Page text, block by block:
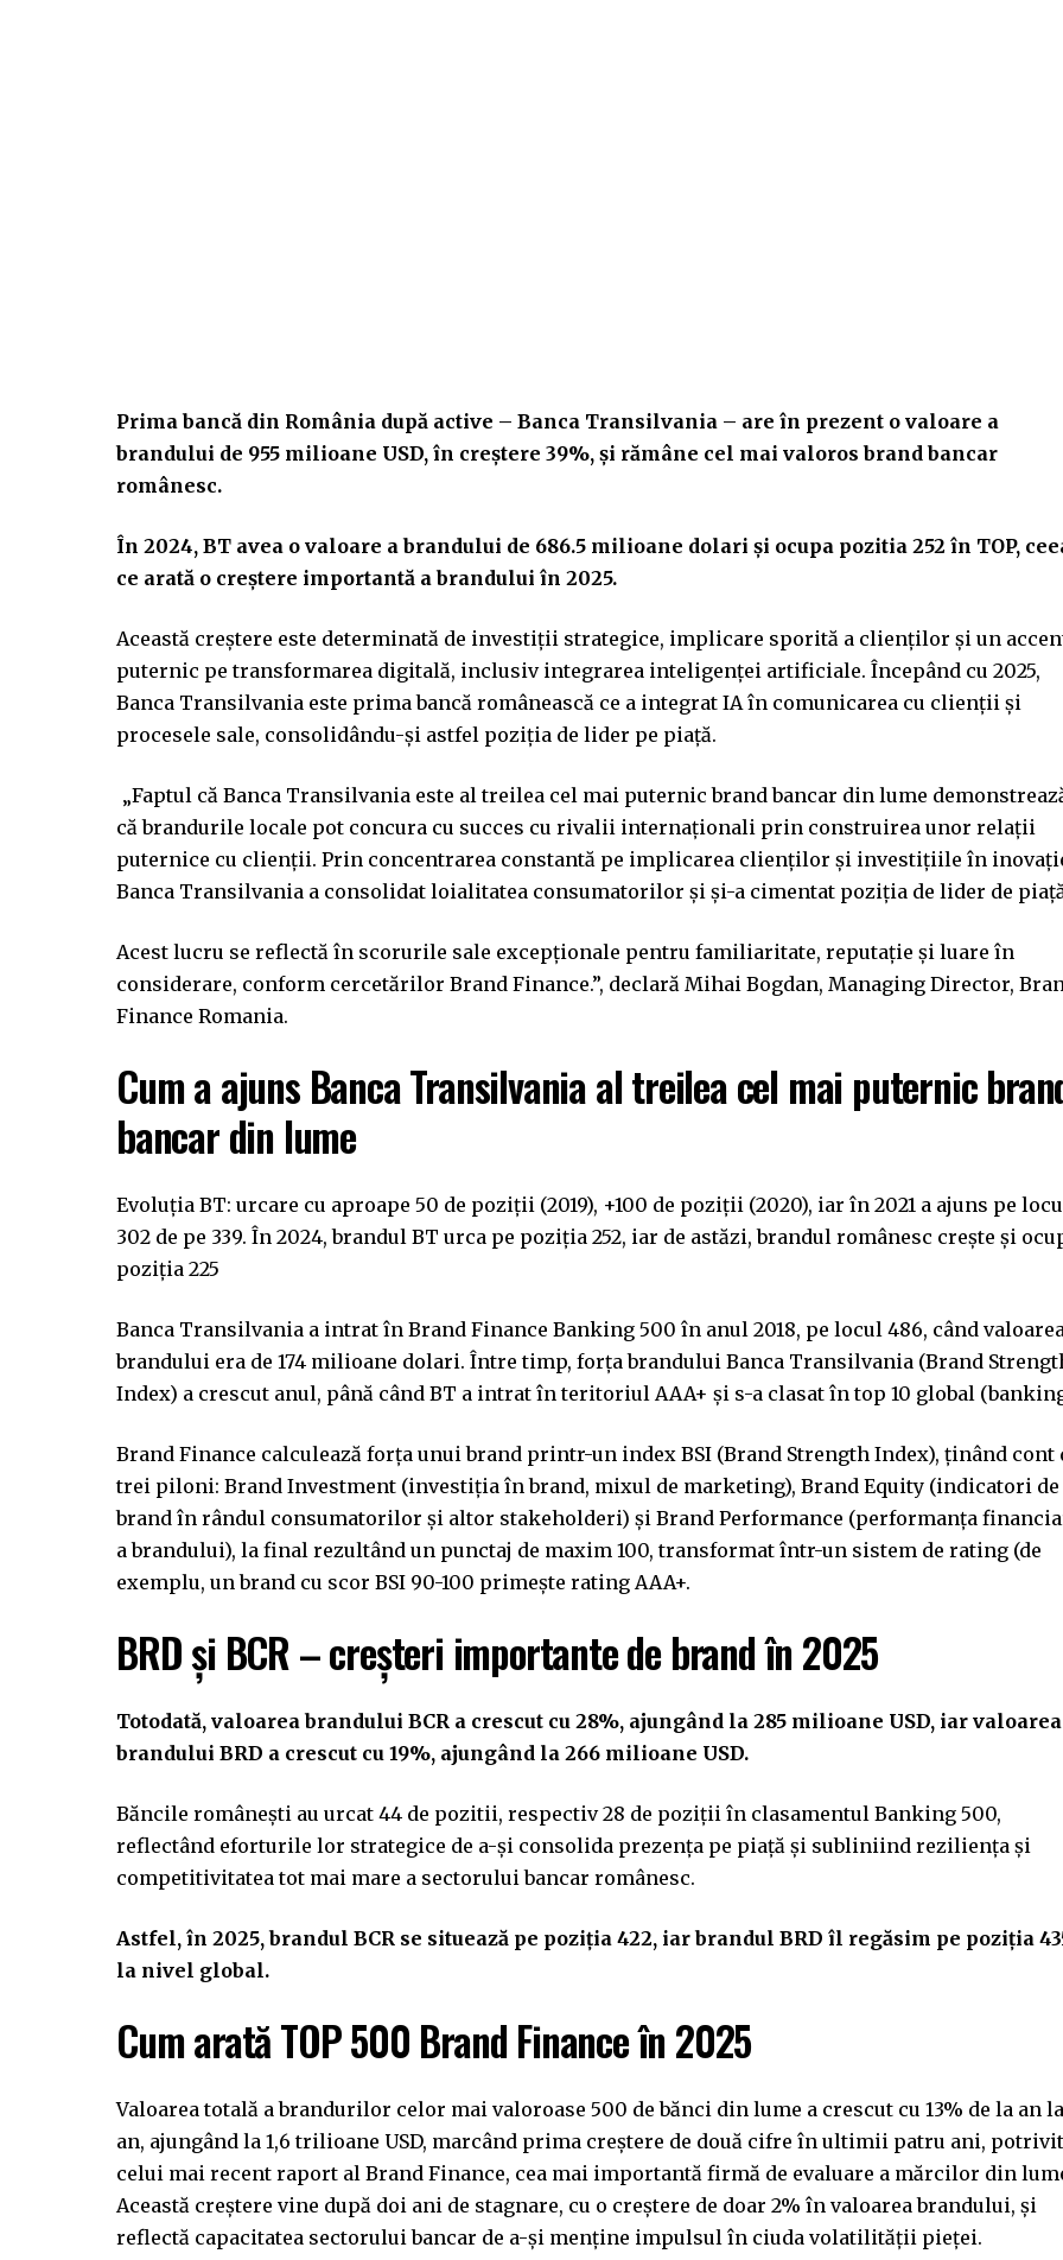
Prima bancă din România după active – Banca Transilvania – are în prezent o valoare a
brandului de 955 milioane USD, în creștere 39%, și rămâne cel mai valoros brand bancar
românesc.
În 2024, BT avea o valoare a brandului de 686.5 milioane dolari și ocupa pozitia 252 în TOP,
ce arată o creștere importantă a brandului în 2025.
Această creștere este determinată de investiții strategice, implicare sporită a clienților și un
puternic pe transformarea digitală, inclusiv integrarea inteligenței artificiale. Începând cu 2025,
Banca Transilvania este prima bancă românească ce a integrat IA în comunicarea cu clienții și
procesele sale, consolidându-și astfel poziția de lider pe piață.
„Faptul că Banca Transilvania este al treilea cel mai puternic brand bancar din lume
că brandurile locale pot concura cu succes cu rivalii internaționali prin construirea unor relații
puternice cu clienții. Prin concentrarea constantă pe implicarea clienților și investițiile în
Banca Transilvania a consolidat loialitatea consumatorilor și și-a cimentat poziția de lider de
Acest lucru se reflectă în scorurile sale excepționale pentru familiaritate, reputație și luare în
considerare, conform cercetărilor Brand Finance.”, declară Mihai Bogdan, Managing Director,
Finance Romania.
Cum a ajuns Banca Transilvania al treilea cel mai puternic
bancar din lume
Evoluția BT: urcare cu aproape 50 de poziții (2019), +100 de poziții (2020), iar în 2021 a ajuns pe
302 de pe 339. În 2024, brandul BT urca pe poziția 252, iar de astăzi, brandul românesc crește și
poziția 225
Banca Transilvania a intrat în Brand Finance Banking 500 în anul 2018, pe locul 486, când
brandului era de 174 milioane dolari. Între timp, forța brandului Banca Transilvania (Brand
Index) a crescut anul, până când BT a intrat în teritoriul AAA+ și s-a clasat în top 10 global
Brand Finance calculează forța unui brand printr-un index BSI (Brand Strength Index), ținând cont
trei piloni: Brand Investment (investiția în brand, mixul de marketing), Brand Equity (indicatori de
brand în rândul consumatorilor și altor stakeholderi) și Brand Performance (performanța
a brandului), la final rezultând un punctaj de maxim 100, transformat într-un sistem de rating (de
exemplu, un brand cu scor BSI 90-100 primește rating AAA+.
BRD și BCR – creșteri importante de brand în 2025
Totodată, valoarea brandului BCR a crescut cu 28%, ajungând la 285 milioane USD, iar valoarea
brandului BRD a crescut cu 19%, ajungând la 266 milioane USD.
Băncile românești au urcat 44 de pozitii, respectiv 28 de poziții în clasamentul Banking 500,
reflectând eforturile lor strategice de a-și consolida prezența pe piață și subliniind reziliența și
competitivitatea tot mai mare a sectorului bancar românesc.
Astfel, în 2025, brandul BCR se situează pe poziția 422, iar brandul BRD îl regăsim pe poziția
la nivel global.
Cum arată TOP 500 Brand Finance în 2025
Valoarea totală a brandurilor celor mai valoroase 500 de bănci din lume a crescut cu 13% de la an la
an, ajungând la 1,6 trilioane USD, marcând prima creștere de două cifre în ultimii patru ani, potrivit
celui mai recent raport al Brand Finance, cea mai importantă firmă de evaluare a mărcilor din
Această creștere vine după doi ani de stagnare, cu o creștere de doar 2% în valoarea brandului, și
reflectă capacitatea sectorului bancar de a-și menține impulsul în ciuda volatilității pieței.